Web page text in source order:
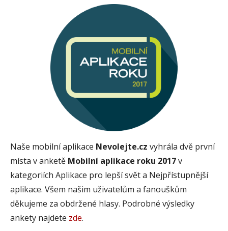
Naše mobilní aplikace Nevolejte.cz vyhrála dvě první
místa v anketě Mobilní aplikace roku 2017v
kategoriích Aplikace pro lepší svět a Nejpřístupnější
aplikace. Všem našim uživatelům a fanouškům
děkujeme za obdržené hlasy. Podrobné výsledky
ankety najdete zde.